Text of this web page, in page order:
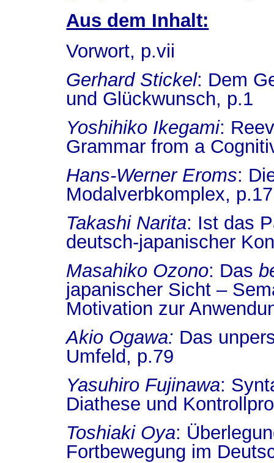
Aus dem Inhalt:
Vorwort, p.vii
Gerhard Stickel: Dem
und Glückwunsch, p.1
Yoshihiko Ikegami:
Grammar from a
Hans-Werner Eroms:
Modalverbkomplex, p.17
Takashi Narita: Ist das
deutsch-japanischer
Masahiko Ozono: Das
japanischer Sicht –
Motivation zur
Akio Ogawa: Das
Umfeld, p.79
Yasuhiro Fujinawa:
Diathese und
Toshiaki Oya:
Fortbewegung im